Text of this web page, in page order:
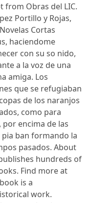
from Obras del LIC.
Portillo y Rojas,
Cortas
haciendome
con su so nido,
a la voz de una
amiga. Los
que se refugiaban
de los naranjos
como para
por encima de las
pia ban formando la
pasados. About
hundreds of
Find more at
is a
work.